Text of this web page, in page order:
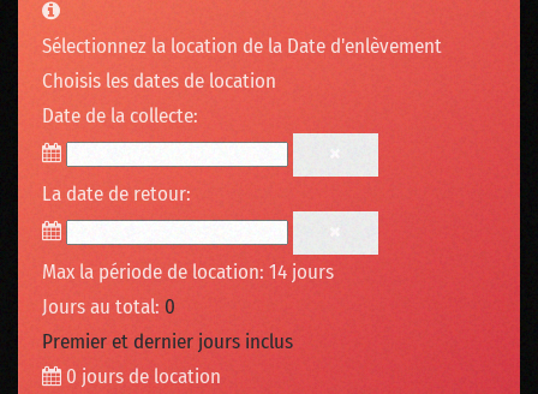
Sélectionnez la location de la Date d'enlèvement
Choisis les dates de location
Date de la collecte:
La date de retour:
Max la période de location: 14 jours
Jours au total: 0
Premier et dernier jours inclus
0 jours de location